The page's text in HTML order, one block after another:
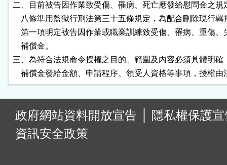
二、目前被告因作業致受傷、罹病、死亡應發給慰問金之
八條準用監獄行刑法第三十五條規定，為配合刪除現行
第一項明定被告因作業或職業訓練致受傷、罹病、重傷
    補償金。
三、為符合法規命令授權之目的、範圍及內容必須具體明
補償金發給金額、申請程序、領受人資格等事項，授權
政府網站資料開放宣告
隱私權保護
資訊安全政策